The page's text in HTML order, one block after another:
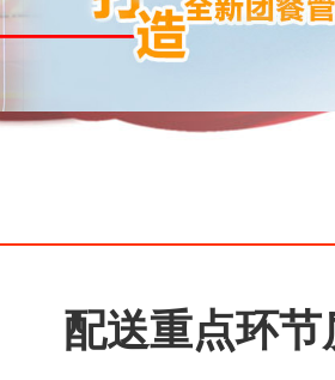
配送重点环节